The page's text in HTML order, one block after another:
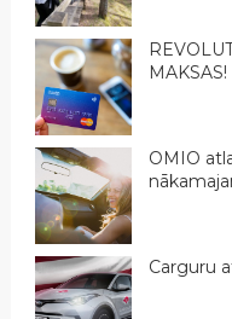
MAKSAS!
OMIO
Carguru